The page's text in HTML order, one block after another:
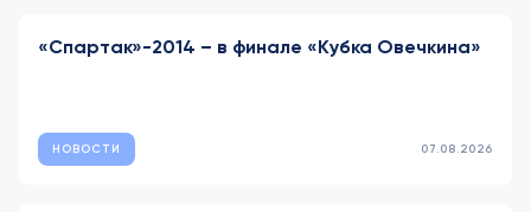
«Спартак»-2014 – в финале «Кубка Овечкина»
НОВОСТИ 07.08.2026